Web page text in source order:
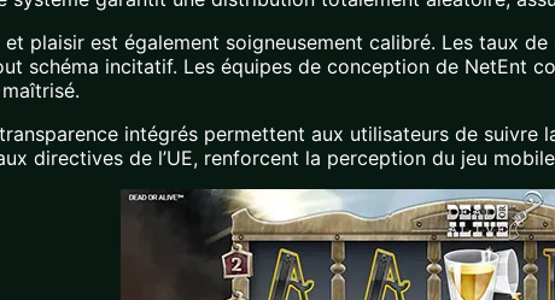
et plaisir est également soigneusement calibré. Les taux
schéma incitatif. Les équipes de conception de NetEnt
intégrés permettent aux utilisateurs de suivre
directives de l’UE, renforcent la perception du jeu